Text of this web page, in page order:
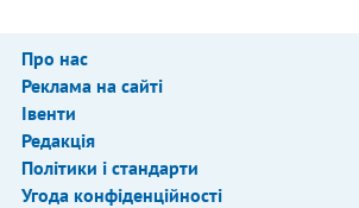
Про нас
Реклама на сайті
Івенти
Редакція
Політики і стандарти
Угода конфіденційності